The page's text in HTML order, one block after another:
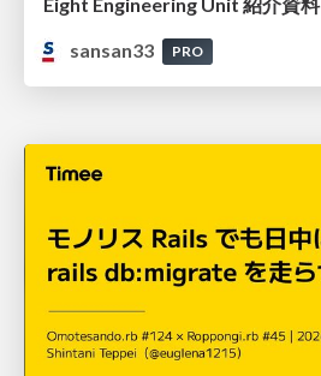
sansan33
PRO